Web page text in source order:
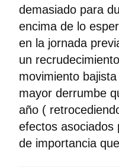
demasiado para
encima de lo
en la jornada
un
movimiento
mayor derrumbe
año (
efectos asociados
de importancia